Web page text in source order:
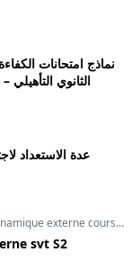
نماذج امتحانات
الثانوي التأهيلي
عدة الاستعداد
externe cours ,
svt S2